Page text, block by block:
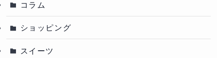
コラム
ショッピング
スイーツ